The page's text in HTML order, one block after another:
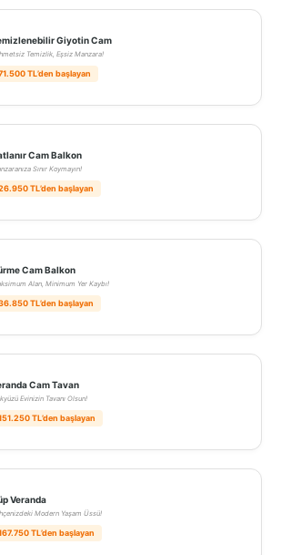
Giyotin Cam
Temizlik, Eşsiz Manzara!
TL’den başlayan
Cam Balkon
Sınır Koymayın!
TL’den başlayan
Cam Balkon
Alan, Minimum Yer Kaybı!
TL’den başlayan
Cam Tavan
Evinizin Tavanı Olsun!
TL’den başlayan
Veranda
Modern Yaşam Üssü!
TL’den başlayan